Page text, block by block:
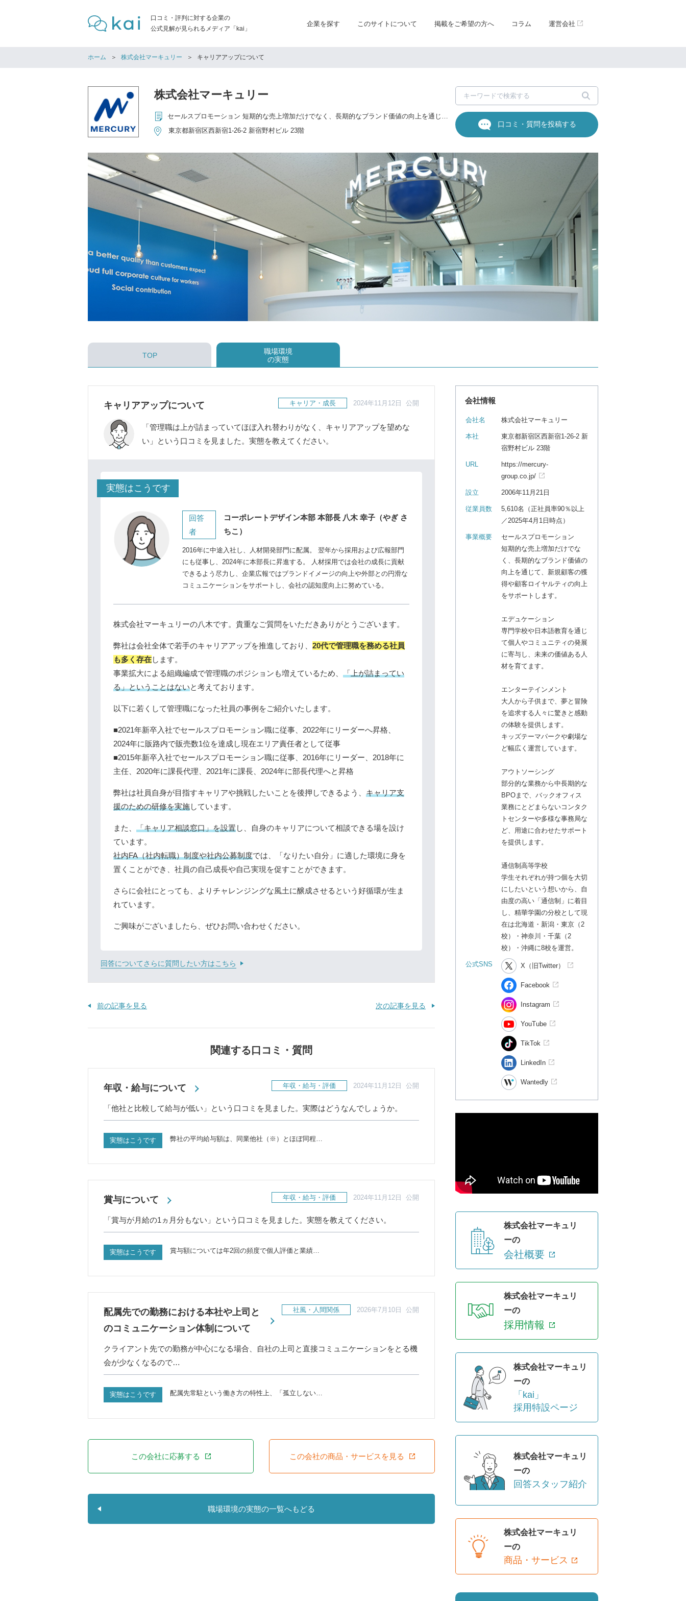
口コミ・評判に対する企業の
公式見解が見られるメディア「kai」
企業を探す このサイトについて 掲載をご希望の方へ コラム 運営会社
ホーム 株式会社マーキュリー キャリアアップについて
株式会社マーキュリー
セールスプロモーション 短期的な売上増加だけでなく、長期的なブランド価値の向上を通じて、新規顧客の獲得や顧客ロイヤルティの向上をサポートします。 エデュケーション 専門学校や日本語教育を通じて個人やコミュニティの発展に寄与し、未来の価値ある人材を育てます。 エンターテインメント 大人から子供まで、夢と冒険を追求する人々に驚きと感動の体験を提供します。 キッズテーマパークや劇場など幅広く運営しています。 アウトソーシング 部分的な業務から中長期的なBPOまで、バックオフィス業務にとどまらないコンタクトセンターや多様な事務局など、用途に合わせたサポートを提供します。 通信制高等学校 学生それぞれが持つ個を大切にしたいという想いから、自由度の高い「通信制」に着目し、精華学園の分校として現在は北海道・新潟・東京（2校）・神奈川・千葉（2校）・沖縄に8校を運営。
東京都新宿区西新宿1-26-2 新宿野村ビル 23階
口コミ・質問を投稿する
TOP
職場環境
の実態
キャリアアップについて キャリア・成長 2024年11月12日 公開
「管理職は上が詰まっていてほぼ入れ替わりがなく、キャリアアップを望めな
い」という口コミを見ました。実態を教えてください。
実態はこうです
回答
者
コーポレートデザイン本部 本部長 八木 幸子（やぎ さ
ちこ）
2016年に中途入社し、人材開発部門に配属。 翌年から採用および広報部門
にも従事し、2024年に本部長に昇進する。 人材採用では会社の成長に貢献
できるよう尽力し、企業広報ではブランドイメージの向上や外部との円滑な
コミュニケーションをサポートし、会社の認知度向上に努めている。
株式会社マーキュリーの八木です。貴重なご質問をいただきありがとうございます。
弊社は会社全体で若手のキャリアアップを推進しており、 20代で管理職を務める社員
も多く存在します。
事業拡大による組織編成で管理職のポジションも増えているため、 「上が詰まってい
る」ということはないと考えております。
以下に若くして管理職になった社員の事例をご紹介いたします。
■2021年新卒入社でセールスプロモーション職に従事、2022年にリーダーへ昇格、
2024年に販路内で販売数1位を達成し現在エリア責任者として従事
■2015年新卒入社でセールスプロモーション職に従事、2016年にリーダー、2018年に
主任、2020年に課長代理、2021年に課長、2024年に部長代理へと昇格
弊社は社員自身が目指すキャリアや挑戦したいことを後押しできるよう、 キャリア支
援のための研修を実施しています。
また、 「キャリア相談窓口」を設置し、自身のキャリアについて相談できる場を設け
ています。
社内FA（社内転職）制度や社内公募制度では、「なりたい自分」に適した環境に身を
置くことができ、社員の自己成長や自己実現を促すことができます。
さらに会社にとっても、よりチャレンジングな風土に醸成させるという好循環が生ま
れています。
ご興味がございましたら、ぜひお問い合わせください。
回答についてさらに質問したい方はこちら
前の記事を見る 次の記事を見る
関連する口コミ・質問
年収・給与について 年収・給与・評価 2024年11月12日 公開
「他社と比較して給与が低い」という口コミを見ました。実際はどうなんでしょうか。
実態はこうです 弊社の平均給与額は、同業他社（※）とほぼ同程…
賞与について 年収・給与・評価 2024年11月12日 公開
「賞与が月給の1ヵ月分もない」という口コミを見ました。実態を教えてください。
実態はこうです 賞与額については年2回の頻度で個人評価と業績…
配属先での勤務における本社や上司と
のコミュニケーション体制について
社風・人間関係 2026年7月10日 公開
クライアント先での勤務が中心になる場合、自社の上司と直接コミュニケーションをとる機
会が少なくなるので…
実態はこうです 配属先常駐という働き方の特性上、「孤立しない…
この会社に応募する この会社の商品・サービスを見る
職場環境の実態の一覧へもどる
会社情報
会社名 株式会社マーキュリー
本社
東京都新宿区西新宿1-26-2 新
宿野村ビル 23階
URL
https://mercury-
group.co.jp/
設立 2006年11月21日
従業員数
5,610名（正社員率90％以上
／2025年4月1日時点）
事業概要
セールスプロモーション
短期的な売上増加だけでな
く、長期的なブランド価値の
向上を通じて、新規顧客の獲
得や顧客ロイヤルティの向上
をサポートします。
エデュケーション
専門学校や日本語教育を通じ
て個人やコミュニティの発展
に寄与し、未来の価値ある人
材を育てます。
エンターテインメント
大人から子供まで、夢と冒険
を追求する人々に驚きと感動
の体験を提供します。
キッズテーマパークや劇場な
ど幅広く運営しています。
アウトソーシング
部分的な業務から中長期的な
BPOまで、バックオフィス
業務にとどまらないコンタク
トセンターや多様な事務局な
ど、用途に合わせたサポート
を提供します。
通信制高等学校
学生それぞれが持つ個を大切
にしたいという想いから、自
由度の高い「通信制」に着目
し、精華学園の分校として現
在は北海道・新潟・東京（2
校）・神奈川・千葉（2
校）・沖縄に8校を運営。
公式SNS X（旧Twitter）
Facebook
Instagram
YouTube
TikTok
LinkedIn
Wantedly
株式会社マーキュリ
ーの
会社概要
株式会社マーキュリ
ーの
採用情報
株式会社マーキュリ
ーの
「kai」
採用特設ページ
株式会社マーキュリ
ーの
回答スタッフ紹介
株式会社マーキュリ
ーの
商品・サービス